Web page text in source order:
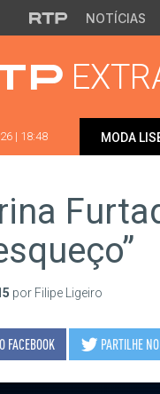
NOTÍCIAS
| 18:48 MODA
por Filipe Ligeiro
FACEBOOK PARTILHE NO